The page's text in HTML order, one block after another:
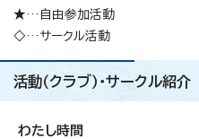
★…自由参加活動
◇…サークル活動
活動（クラブ）・サークル紹介
わたし時間